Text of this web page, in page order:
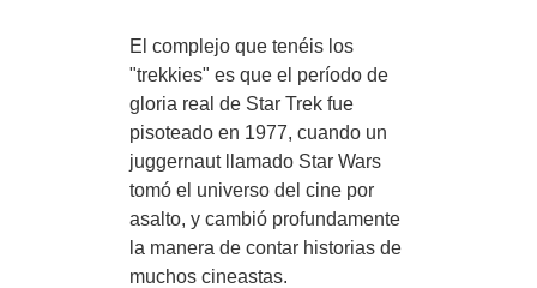
El complejo que tenéis los
"trekkies" es que el período de
gloria real de Star Trek fue
pisoteado en 1977, cuando un
juggernaut llamado Star Wars
tomó el universo del cine por
asalto, y cambió profundamente
la manera de contar historias de
muchos cineastas.